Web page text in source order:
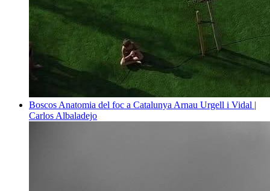
Boscos Anatomia del foc a Catalunya Arnau Urgell i Vidal |
Carlos Albaladejo